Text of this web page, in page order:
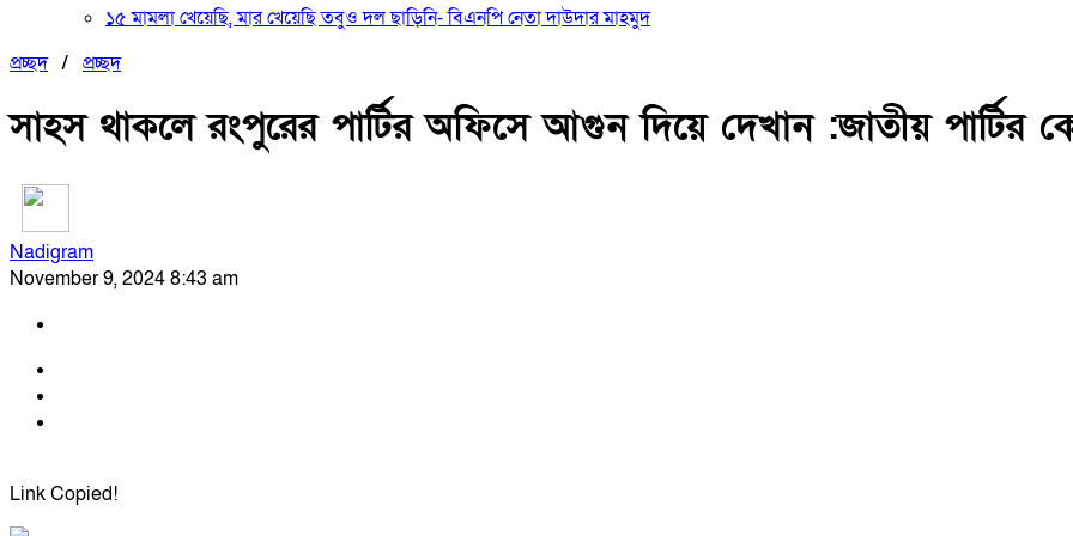
১৫ মামলা খেয়েছি, মার খেয়েছি তবুও দল ছাড়িনি- বিএনপি নেতা দাউদার মাহমুদ
প্রচ্ছদ/ প্রচ্ছদ
সাহস থাকলে রংপুরের পার্টির অফিসে আগুন দিয়ে দেখান :জাতীয় পার্টির
Nadigram
November 9, 2024 8:43 am
Link Copied!